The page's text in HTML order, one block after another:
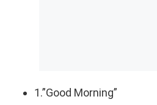
1.”Good Morning”